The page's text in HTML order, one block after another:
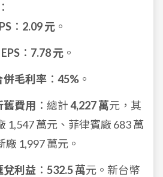
：
： 2.09 元 。
： 7.78 元 。
併毛利率 ： 45% 。
舊費用 ：總計4,227 萬元，其
1,547 萬元、菲律賓廠 683 萬
廠 1,997 萬元。
兌利益 ： 532.5 萬元。新台幣